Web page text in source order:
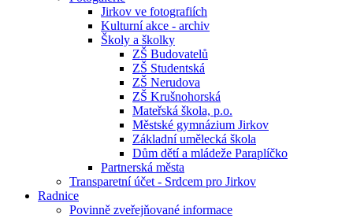
Jirkov ve fotografiích
Kulturní akce - archiv
Školy a školky
ZŠ Budovatelů
ZŠ Studentská
ZŠ Nerudova
ZŠ Krušnohorská
Mateřská škola, p.o.
Městské gymnázium Jirkov
Základní umělecká škola
Dům dětí a mládeže Paraplíčko
Partnerská města
Transparetní účet - Srdcem pro Jirkov
Radnice
Povinně zveřejňované informace